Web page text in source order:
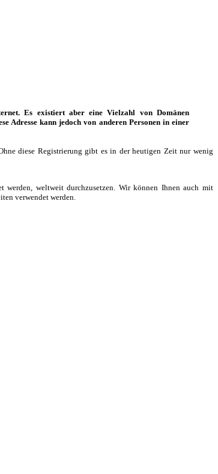
Es existiert aber eine Vielzahl von Domänen
Adresse kann jedoch von anderen Personen in einer
diese Registrierung gibt es in der heutigen Zeit nur wenig
weltweit durchzusetzen. Wir können Ihnen auch mit
verwendet werden.